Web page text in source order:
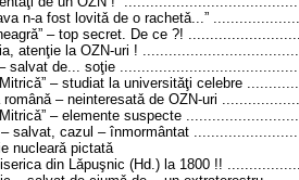
n-a fost lovitǎ de o rachetǎ...”
– top secret. De ce ?!
atenţie la OZN-uri !
salvat de... soţie
Mitricǎ” – studiat la universitǎţi celebre
românǎ – neinteresatǎ de OZN-uri
Mitricǎ” – elemente suspecte
– salvat, cazul – înmormântat
nuclearǎ pictatǎ
din Lǎpuşnic (Hd.) la 1800 !!